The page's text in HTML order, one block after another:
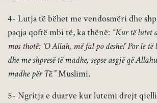
4- Lutja të bëhet me vendosmëri dhe
paqja qoftë mbi të, ka thënë: “Kur të lutet
mos thotë: ‘O Allah, më fal po deshe!’ Por le
dhe me shpresë të madhe, sepse asgjë që
madhe për Të.”Muslimi.
5- Ngritja e duarve kur lutemi drejt